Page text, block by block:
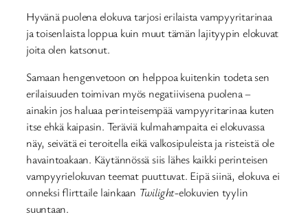
Hyvänä puolena elokuva tarjosi erilaista vampyyritarinaa
ja toisenlaista loppua kuin muut tämän lajityypin elokuvat
joita olen katsonut.
Samaan hengenvetoon on helppoa kuitenkin todeta sen
erilaisuuden toimivan myös negatiivisena puolena –
ainakin jos haluaa perinteisempää vampyyritarinaa kuten
itse ehkä kaipasin. Teräviä kulmahampaita ei elokuvassa
näy, seivätä ei teroitella eikä valkosipuleista ja risteistä ole
havaintoakaan. Käytännössä siis lähes kaikki perinteisen
vampyyrielokuvan teemat puuttuvat. Eipä siinä, elokuva ei
onneksi flirttaile lainkaan Twilight-elokuvien tyylin
suuntaan.